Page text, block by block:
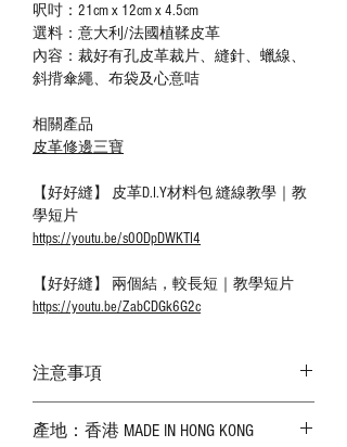
呎吋：21cm x 12cm x 4.5cm
選料：意大利/法國植鞣皮革
內容：裁好有孔皮革裁片、縫針、蠟線、
斜揹傘繩、布袋及心意咭
相關產品
皮革修邊三寶
【好好縫】 皮革D.I.Y材料包 縫線教學｜教
學短片
https://youtu.be/s0ODpDWKTI4
【好好縫】 兩個結，較長短｜教學短片
https://youtu.be/ZabCDGk6G2c
注意事項
實物為準；
產地：香港 MADE IN HONG KONG